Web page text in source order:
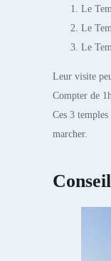
Le
Le
Le
Leur visite
Compter de
Ces 3
marcher.